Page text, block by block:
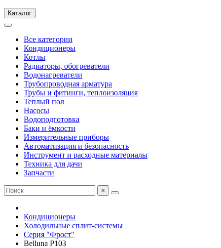
Каталог
Все категории
Кондиционеры
Котлы
Радиаторы, обогреватели
Водонагреватели
Трубопроводная арматура
Трубы и фитинги, теплоизоляция
Теплый пол
Насосы
Водоподготовка
Баки и ёмкости
Измерительные приборы
Автоматизация и безопасность
Инструмент и расходные материалы
Техника для дачи
Запчасти
×
Кондиционеры
Холодильные сплит-системы
Серия "Фрост"
Belluna P103